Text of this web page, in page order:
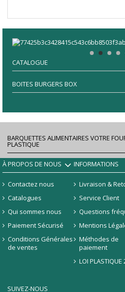
CATALOGUE
BOITES BURGERS BOX
BARQUETTES ALIMENTAIRES VOTRE
PLASTIQUE
À PROPOS DE NOUS
Contactez nous
Catalogues
Qui sommes nous
Paiement Sécurisé
Conditions Générales
de ventes
INFORMATIONS
Livraison &
Service Client
Questions
Mentions
Méthodes de
paiement
LOI PLASTIQUE
SUIVEZ-NOUS